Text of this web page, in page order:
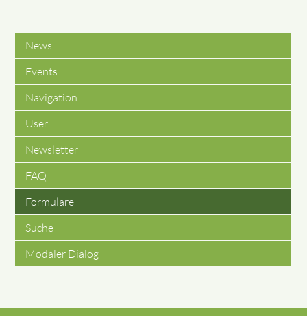
News
Events
Navigation
User
Newsletter
FAQ
Formulare
Suche
Modaler Dialog